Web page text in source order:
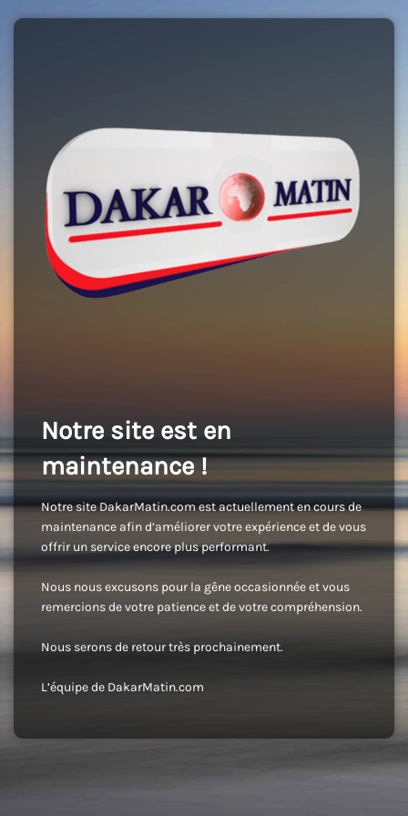
Notre site est en
maintenance !
Notre site DakarMatin.com est actuellement en cours de
maintenance afin d’améliorer votre expérience et de vous
offrir un service encore plus performant.
Nous nous excusons pour la gêne occasionnée et vous
remercions de votre patience et de votre compréhension.
Nous serons de retour très prochainement.
L’équipe de DakarMatin.com